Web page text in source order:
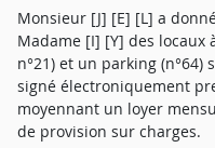
Monsieur [J] [E] [L] a
Madame [I] [Y] des
n°21) et un parking
signé électroniquement
moyennant un loyer
de provision sur charges.